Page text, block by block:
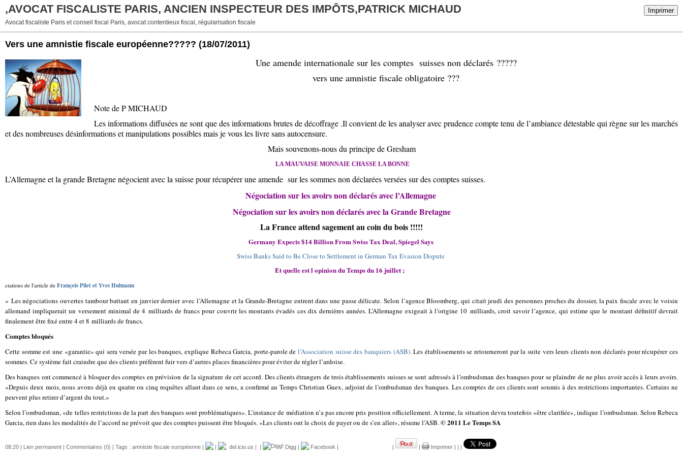
Imprimer
,AVOCAT FISCALISTE PARIS, ANCIEN INSPECTEUR DES IMPÔTS,PATRICK MICHAUD
Avocat fiscaliste Paris et conseil fiscal Paris, avocat contentieux fiscal, régularisation fiscale
Vers une amnistie fiscale européenne????? (18/07/2011)
Une amende internationale sur les comptes suisses non déclarés ?????
vers une amnistie fiscale obligatoire ???
Note de P MICHAUD
Les informations diffusées ne sont que des informations brutes de décoffrage .Il convient de les analyser avec prudence compte tenu de l’ambiance détestable qui règne sur les marchés
et des nombreuses désinformations et manipulations possibles mais je vous les livre sans autocensure.
Mais souvenons-nous du principe de Gresham
LA MAUVAISE MONNAIE CHASSE LA BONNE
L’Allemagne et la grande Bretagne négocient avec la suisse pour récupérer une amende sur les sommes non déclarées versées sur des comptes suisses.
Négociation sur les avoirs non déclarés avec l’Allemagne
Négociation sur les avoirs non déclarés avec la Grande Bretagne
La France attend sagement au coin du bois !!!!!
Germany Expects $14 Billion From Swiss Tax Deal, Spiegel Says
Swiss Banks Said to Be Close to Settlement in German Tax Evasion Dispute
Et quelle est l opinion du Temps du 16 juillet ;
ctations de l'article de François Pilet et Yves Hulmann
« Les négociations ouvertes tambour battant en janvier dernier avec l’Allemagne et la Grande-Bretagne entrent dans une passe délicate. Selon l’agence Bloomberg, qui citait jeudi des personnes proches du dossier, la paix fiscale avec le voisin
allemand impliquerait un versement minimal de 4 milliards de francs pour couvrir les montants évadés ces dix dernières années. L’Allemagne exigeait à l’origine 10 milliards, croit savoir l’agence, qui estime que le montant définitif devrait
finalement être fixé entre 4 et 8 milliards de francs.
Comptes bloqués
Cette somme est une «garantie» qui sera versée par les banques, explique Rebeca Garcia, porte-parole del’Association suisse des banquiers (ASB).Les établissements se retourneront par la suite vers leurs clients non déclarés pour récupérer ces
sommes. Ce système fait craindre que des clients préfèrent fuir vers d’autres places financières pour éviter de régler l’ardoise.
Des banques ont commencé à bloquer des comptes en prévision de la signature de cet accord. Des clients étrangers de trois établissements suisses se sont adressés à l’ombudsman des banques pour se plaindre de ne plus avoir accès à leurs avoirs.
«Depuis deux mois, nous avons déjà eu quatre ou cinq requêtes allant dans ce sens, a confirmé au Temps Christian Guex, adjoint de l’ombudsman des banques. Les comptes de ces clients sont soumis à des restrictions importantes. Certains ne
peuvent plus retirer d’argent du tout.»
Selon l’ombudsman, «de telles restrictions de la part des banques sont problématiques». L’instance de médiation n’a pas encore pris position officiellement. A terme, la situation devra toutefois «être clarifiée», indique l’ombudsman. Selon Rebeca
Garcia, rien dans les modalités de l’accord ne prévoit que des comptes puissent être bloqués. «Les clients ont le choix de payer ou de s’en aller», résume l’ASB.© 2011 Le Temps SA
08:20 | Lien permanent | Commentaires (0) | Tags : amnistie fiscale européenne | | del.icio.us | | Digg | Facebook | | | Imprimer | | |